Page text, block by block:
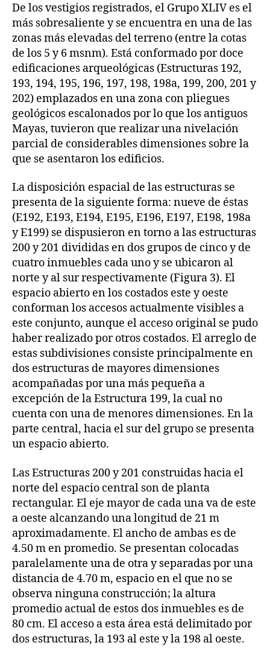
De los vestigios registrados, el Grupo XLIV es el
más sobresaliente y se encuentra en una de las
zonas más elevadas del terreno (entre la cotas
de los 5 y 6 msnm). Está conformado por doce
edificaciones arqueológicas (Estructuras 192,
193, 194, 195, 196, 197, 198, 198a, 199, 200, 201 y
202) emplazados en una zona con pliegues
geológicos escalonados por lo que los antiguos
Mayas, tuvieron que realizar una nivelación
parcial de considerables dimensiones sobre la
que se asentaron los edificios.
La disposición espacial de las estructuras se
presenta de la siguiente forma: nueve de éstas
(E192, E193, E194, E195, E196, E197, E198, 198a
y E199) se dispusieron en torno a las estructuras
200 y 201 divididas en dos grupos de cinco y de
cuatro inmuebles cada uno y se ubicaron al
norte y al sur respectivamente (Figura 3). El
espacio abierto en los costados este y oeste
conforman los accesos actualmente visibles a
este conjunto, aunque el acceso original se pudo
haber realizado por otros costados. El arreglo de
estas subdivisiones consiste principalmente en
dos estructuras de mayores dimensiones
acompañadas por una más pequeña a
excepción de la Estructura 199, la cual no
cuenta con una de menores dimensiones. En la
parte central, hacia el sur del grupo se presenta
un espacio abierto.
Las Estructuras 200 y 201 construidas hacia el
norte del espacio central son de planta
rectangular. El eje mayor de cada una va de este
a oeste alcanzando una longitud de 21 m
aproximadamente. El ancho de ambas es de
4.50 m en promedio. Se presentan colocadas
paralelamente una de otra y separadas por una
distancia de 4.70 m, espacio en el que no se
observa ninguna construcción; la altura
promedio actual de estos dos inmuebles es de
80 cm. El acceso a esta área está delimitado por
dos estructuras, la 193 al este y la 198 al oeste.